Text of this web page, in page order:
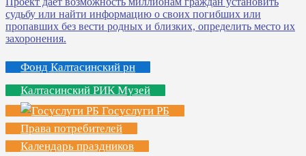
Фонд Калтасинский рн
Калтасинский РИК Музей
Госуслуги РБ
Права потребителей
Календарь праздников